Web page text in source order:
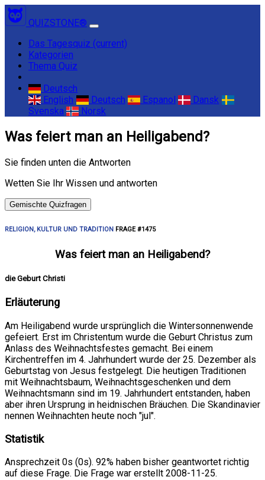
QUIZSTONE®
Das Tagesquiz (current)
Kategorien
Thema Quiz
Deutsch
English
Deutsch Espanol
Dansk
Svenska
Norsk
Was feiert man an Heiligabend?
Sie finden unten die Antworten
Wetten Sie Ihr Wissen und antworten
Gemischte Quizfragen
RELIGION, KULTUR UND TRADITION FRAGE #1475
Was feiert man an Heiligabend?
die Geburt Christi
Erläuterung
Am Heiligabend wurde ursprünglich die Wintersonnenwende
gefeiert. Erst im Christentum wurde die Geburt Christus zum
Anlass des Weihnachtsfestes gemacht. Bei einem
Kirchentreffen im 4. Jahrhundert wurde der 25. Dezember als
Geburtstag von Jesus festgelegt. Die heutigen Traditionen
mit Weihnachtsbaum, Weihnachtsgeschenken und dem
Weihnachtsmann sind im 19. Jahrhundert entstanden, haben
aber ihren Ursprung in heidnischen Bräuchen. Die Skandinavier
nennen Weihnachten heute noch "jul".
Statistik
Ansprechzeit 0s (0s). 92% haben bisher geantwortet richtig
auf diese Frage. Die Frage war erstellt 2008-11-25.